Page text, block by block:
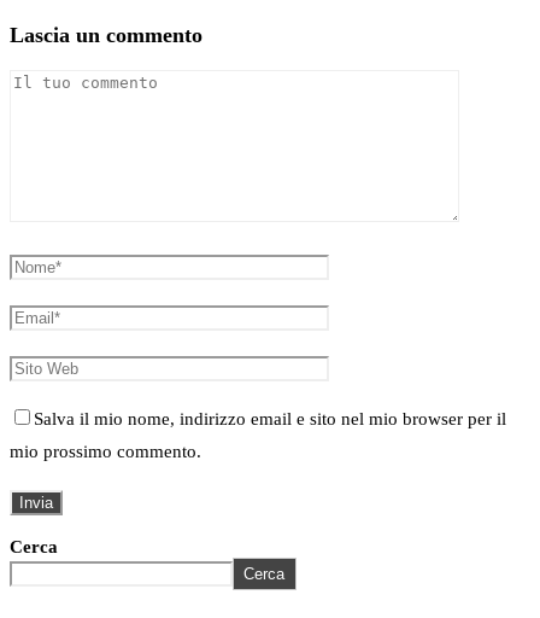
Lascia un commento
Salva il mio nome, indirizzo email e sito nel mio browser per il
mio prossimo commento.
Cerca
Cerca